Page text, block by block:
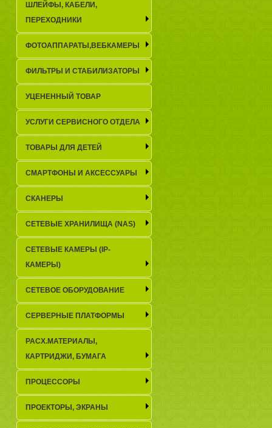
ШЛЕЙФЫ, КАБЕЛИ,
ПЕРЕХОДНИКИ
ФОТОАППАРАТЫ,ВЕБКАМЕРЫ
ФИЛЬТРЫ И СТАБИЛИЗАТОРЫ
УЦЕНЕННЫЙ ТОВАР
УСЛУГИ СЕРВИСНОГО ОТДЕЛА
ТОВАРЫ ДЛЯ ДЕТЕЙ
СМАРТФОНЫ И АКСЕССУАРЫ
СКАНЕРЫ
СЕТЕВЫЕ ХРАНИЛИЩА (NAS)
СЕТЕВЫЕ КАМЕРЫ (IP-
КАМЕРЫ)
СЕТЕВОЕ ОБОРУДОВАНИЕ
СЕРВЕРНЫЕ ПЛАТФОРМЫ
РАСХ.МАТЕРИАЛЫ,
КАРТРИДЖИ, БУМАГА
ПРОЦЕССОРЫ
ПРОЕКТОРЫ, ЭКРАНЫ